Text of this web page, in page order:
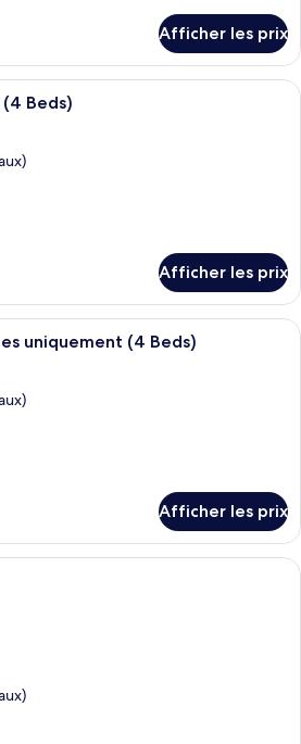
Afficher les prix
Un compartiment de train avec
Beds)
Afficher les prix
Une chambre d’hôtel étroite et
uniquement (4 Beds)
Afficher les prix
Un lit superposé avec une tête de lit